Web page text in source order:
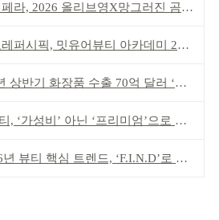
라, 2026 올리브영X망그러진 곰 콜라보
퍼시픽, 밋유어뷰티 아카데미 2기 발대식
상반기 화장품 수출 70억 달러 ‘역대 최고’
‘가성비’ 아닌 ‘프리미엄’으로 승부걸어야
뷰티 핵심 트렌드, ‘F.I.N.D’로 읽는다